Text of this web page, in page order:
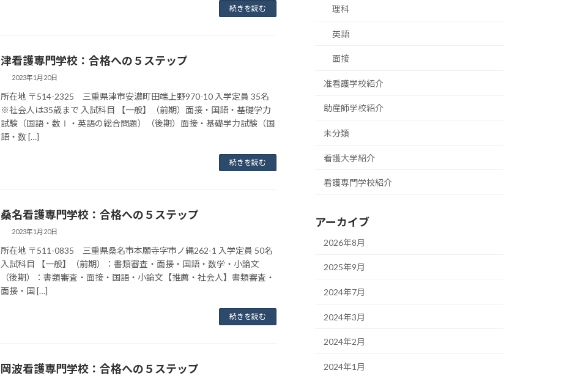
続きを読む
津看護専門学校：合格への５ステップ
2023年1月20日
所在地 〒514-2325 三重県津市安濃町田端上野970-10 入学定員 35名
※社会人は35歳まで 入試科目 【一般】（前期）面接・国語・基礎学力
試験（国語・数Ⅰ・英語の総合問題）（後期）面接・基礎学力試験（国
語・数 […]
続きを読む
桑名看護専門学校：合格への５ステップ
2023年1月20日
所在地 〒511-0835 三重県桑名市本願寺字市ノ縄262-1 入学定員 50名
入試科目 【一般】（前期）：書類審査・面接・国語・数学・小論文
（後期）：書類審査・面接・国語・小論文【推薦・社会人】書類審査・
面接・国 […]
続きを読む
岡波看護専門学校：合格への５ステップ
理科
英語
面接
准看護学校紹介
助産師学校紹介
未分類
看護大学紹介
看護専門学校紹介
アーカイブ
2026年8月
2025年9月
2024年7月
2024年3月
2024年2月
2024年1月